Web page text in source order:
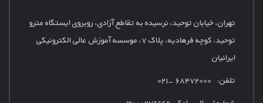
تهران، خیابان توحید، نرسیده به تقاطع آزادی، روبروی ایستگاه مترو
توحید، کوچه فرهادیه، پلاک
۷، موسسه آموزش عالی الکترونیکی
ایرانیان
تلفن: ۶۸۴۷۲۰۰۰ -۰۲۱